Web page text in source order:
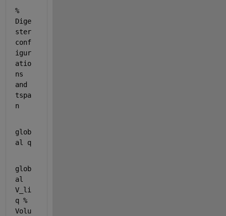
%
Dige
ster
conf
igur
atio
ns
and
tspa
n
glob
al q
glob
V_li
q %
Volu